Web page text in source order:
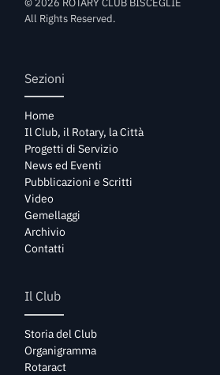
All Rights Reserved.
Sezioni
Home
Il Club, il Rotary, la Città
Progetti di Servizio
News ed Eventi
Pubblicazioni e Scritti
Video
Gemellaggi
Archivio
Contatti
Il Club
Storia del Club
Organigramma
Rotaract